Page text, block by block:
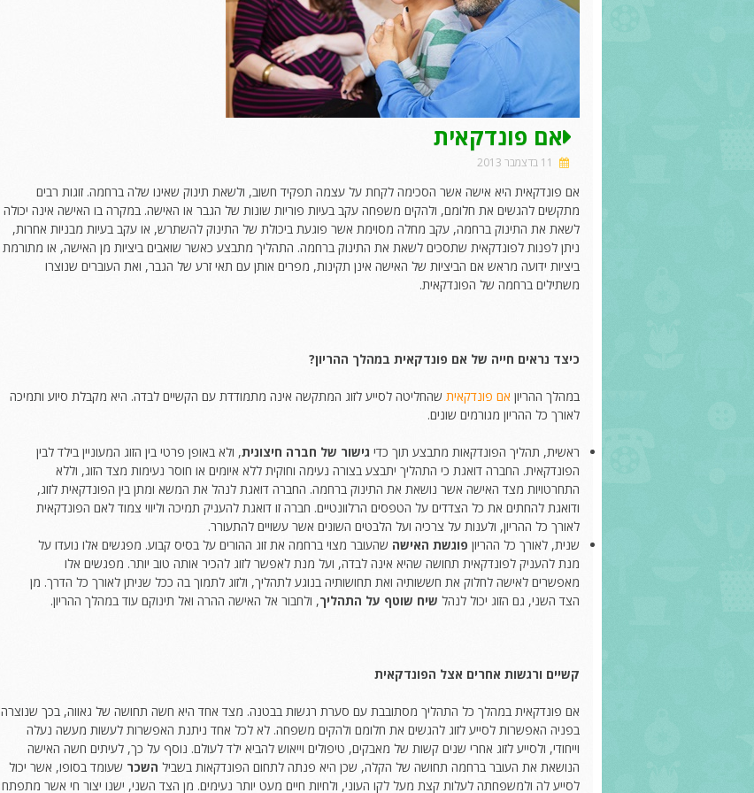
אם פונדקאית
11 בדצמבר 2013
אם פונדקאית היא אישה אשר הסכימה לקחת על עצמה תפקיד חשוב, ולשאת תינוק שאינו שלה ברחמה. זוגות רבים
מתקשים להגשים את חלומם, ולהקים משפחה עקב בעיות פוריות שונות של הגבר או האישה. במקרה בו האישה אינה יכולה
לשאת את התינוק ברחמה, עקב מחלה מסוימת אשר פוגעת ביכולת של התינוק להשתרש, או עקב בעיות מבניות אחרות,
ניתן לפנות לפונדקאית שתסכים לשאת את התינוק ברחמה. התהליך מתבצע כאשר שואבים ביציות מן האישה, או מתורמת
ביציות ידועה מראש אם הביציות של האישה אינן תקינות, מפרים אותן עם תאי זרע של הגבר, ואת העוברים שנוצרו
משתילים ברחמה של הפונדקאית.
כיצד נראים חייה של אם פונדקאית במהלך ההריון?
במהלך ההריון אם פונדקאית שהחליטה לסייע לזוג המתקשה אינה מתמודדת עם הקשיים לבדה. היא מקבלת סיוע ותמיכה
לאורך כל ההריון מגורמים שונים.
ראשית, תהליך הפונדקאות מתבצע תוך כדי גישור של חברה חיצונית, ולא באופן פרטי בין הזוג המעוניין בילד לבין
הפונדקאית. החברה דואגת כי התהליך יתבצע בצורה נעימה וחוקית ללא איומים או חוסר נעימות מצד הזוג, וללא
התחרטויות מצד האישה אשר נושאת את התינוק ברחמה. החברה דואגת לנהל את המשא ומתן בין הפונדקאית לזוג,
ודואגת להחתים את כל הצדדים על הטפסים הרלוונטיים. חברה זו דואגת להעניק תמיכה וליווי צמוד לאם הפונדקאית
לאורך כל ההריון, ולענות על צרכיה ועל הלבטים השונים אשר עשויים להתעורר.
שנית, לאורך כל ההריון פוגשת האישה שהעובר מצוי ברחמה את זוג ההורים על בסיס קבוע. מפגשים אלו נועדו על
מנת להעניק לפונדקאית תחושה שהיא אינה לבדה, ועל מנת לאפשר לזוג להכיר אותה טוב יותר. מפגשים אלו
מאפשרים לאישה לחלוק את חששותיה ואת תחושותיה בנוגע לתהליך, ולזוג לתמוך בה ככל שניתן לאורך כל הדרך. מן
הצד השני, גם הזוג יכול לנהל שיח שוטף על התהליך, ולחבור אל האישה ההרה ואל תינוקם עוד במהלך ההריון.
קשיים ורגשות אחרים אצל הפונדקאית
אם פונדקאית במהלך כל התהליך מסתובבת עם סערת רגשות בבטנה. מצד אחד היא חשה תחושה של גאווה, בכך שנוצרה
בפניה האפשרות לסייע לזוג להגשים את חלומם ולהקים משפחה. לא לכל אחד ניתנת האפשרות לעשות מעשה נעלה
וייחודי, ולסייע לזוג אחרי שנים קשות של מאבקים, טיפולים וייאוש להביא ילד לעולם. נוסף על כך, לעיתים חשה האישה
הנושאת את העובר ברחמה תחושה של הקלה, שכן היא פנתה לתחום הפונדקאות בשביל השכר שעומד בסופו, אשר יכול
לסייע לה ולמשפחתה לעלות קצת מעל לקו העוני, ולחיות חיים מעט יותר נעימים. מן הצד השני, ישנו יצור חי אשר מתפתח